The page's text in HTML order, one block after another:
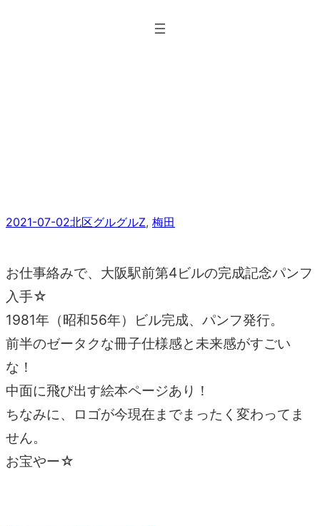
2021-07-02北区グルグルZ, 梅田
お仕事絡みで、大阪駅前第4ビルの完成記念パンフ
入手☆
1981年（昭和56年）ビル完成、パンフ発行。
前半のゼータクな冊子仕様感と未来感がすごい
な！
中面に飛び出す絵本ページあり！
ちなみに、ロゴが今現在までまったく変わってま
せん。
お宝やー☆